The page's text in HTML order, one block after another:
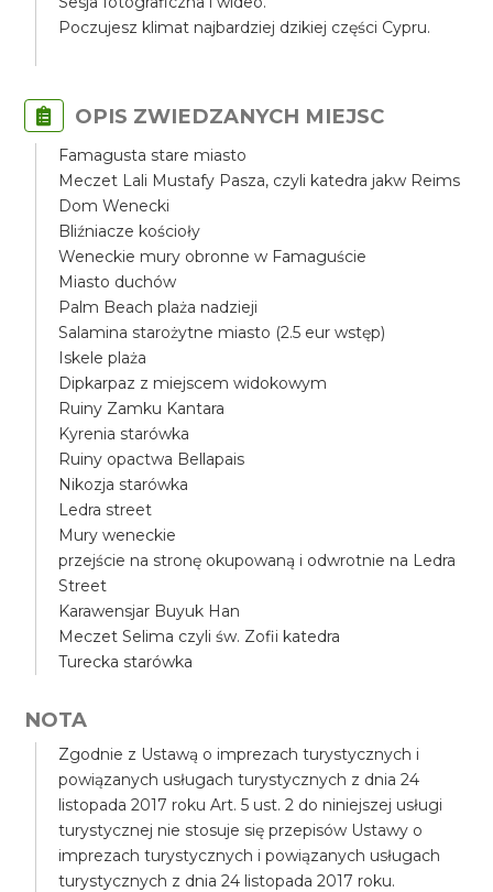
Poczujesz klimat najbardziej dzikiej części Cypru.
OPIS ZWIEDZANYCH MIEJSC
Famagusta stare miasto
Meczet Lali Mustafy Pasza, czyli katedra jakw Reims
Dom Wenecki
Bliźniacze kościoły
Weneckie mury obronne w Famaguście
Miasto duchów
Palm Beach plaża nadzieji
Salamina starożytne miasto (2.5 eur wstęp)
Iskele plaża
Dipkarpaz z miejscem widokowym
Ruiny Zamku Kantara
Kyrenia starówka
Ruiny opactwa Bellapais
Nikozja starówka
Ledra street
Mury weneckie
przejście na stronę okupowaną i odwrotnie na Ledra
Street
Karawensjar Buyuk Han
Meczet Selima czyli św. Zofii katedra
Turecka starówka
NOTA
Zgodnie z Ustawą o imprezach turystycznych i
powiązanych usługach turystycznych z dnia 24
listopada 2017 roku Art. 5 ust. 2 do niniejszej usługi
turystycznej nie stosuje się przepisów Ustawy o
imprezach turystycznych i powiązanych usługach
turystycznych z dnia 24 listopada 2017 roku.